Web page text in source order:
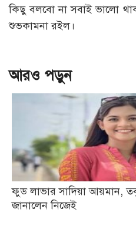
কিছু বলবো না সবাই ভালো
শুভকামনা রইল।
আরও পড়ুন
ফুড লাভার সাদিয়া আয়মান,
জানালেন নিজেই